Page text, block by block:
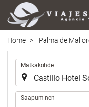
Home Palma de
Matkakohde
Saapuminen